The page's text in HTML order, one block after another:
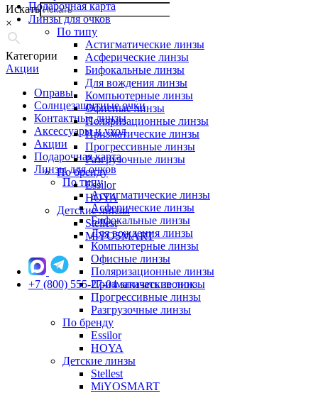
Искать
×
Категории
Акции
Оправы
Солнцезащитные очки
Контактные линзы
Аксессуары и уход
Акции
Подарочная карта
Линзы для очков
По типу
Астигматические линзы
Асферические линзы
Бифокальные линзы
Для вождения линзы
Компьютерные линзы
Офисные линзы
Поляризационные линзы
Призматические линзы
Прогрессивные линзы
Разгрузочные линзы
По бренду
Essilor
HOYA
Детские линзы
Stellest
MiYOSMART
Подарочная карта
Линзы для очков
По типу
Астигматические линзы
Асферические линзы
Бифокальные линзы
Для вождения линзы
Компьютерные линзы
Офисные линзы
Поляризационные линзы
Призматические линзы
Прогрессивные линзы
Разгрузочные линзы
По бренду
Essilor
HOYA
Детские линзы
Stellest
MiYOSMART
+7 (800) 555-27-04 заказать звонок